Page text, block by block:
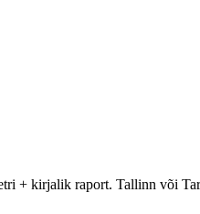
+ kirjalik raport. Tallinn või